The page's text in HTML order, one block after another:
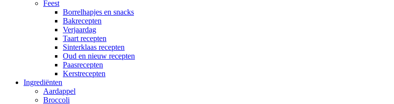
Feest
Borrelhapjes en snacks
Bakrecepten
Verjaardag
Taart recepten
Sinterklaas recepten
Oud en nieuw recepten
Paasrecepten
Kerstrecepten
Ingrediënten
Aardappel
Broccoli